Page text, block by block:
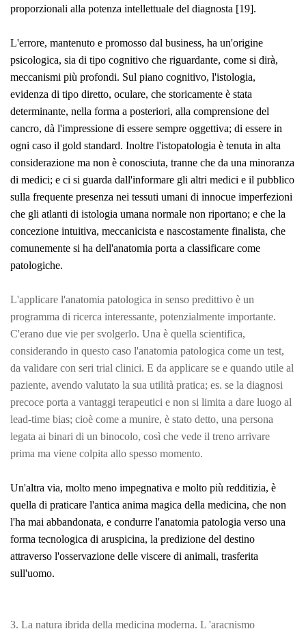
proporzionali alla potenza intellettuale del diagnosta [19].
L'errore, mantenuto e promosso dal business, ha un'origine
psicologica, sia di tipo cognitivo che riguardante, come si dirà,
meccanismi più profondi. Sul piano cognitivo, l'istologia,
evidenza di tipo diretto, oculare, che storicamente è stata
determinante, nella forma a posteriori, alla comprensione del
cancro, dà l'impressione di essere sempre oggettiva; di essere in
ogni caso il gold standard. Inoltre l'istopatologia è tenuta in alta
considerazione ma non è conosciuta, tranne che da una minoranza
di medici; e ci si guarda dall'informare gli altri medici e il pubblico
sulla frequente presenza nei tessuti umani di innocue imperfezioni
che gli atlanti di istologia umana normale non riportano; e che la
concezione intuitiva, meccanicista e nascostamente finalista, che
comunemente si ha dell'anatomia porta a classificare come
patologiche.
L'applicare l'anatomia patologica in senso predittivo è un
programma di ricerca interessante, potenzialmente importante.
C'erano due vie per svolgerlo. Una è quella scientifica,
considerando in questo caso l'anatomia patologica come un test,
da validare con seri trial clinici. E da applicare se e quando utile al
paziente, avendo valutato la sua utilità pratica; es. se la diagnosi
precoce porta a vantaggi terapeutici e non si limita a dare luogo al
lead-time bias; cioè come a munire, è stato detto, una persona
legata ai binari di un binocolo, così che vede il treno arrivare
prima ma viene colpita allo spesso momento.
Un'altra via, molto meno impegnativa e molto più redditizia, è
quella di praticare l'antica anima magica della medicina, che non
l'ha mai abbandonata, e condurre l'anatomia patologia verso una
forma tecnologica di aruspicina, la predizione del destino
attraverso l'osservazione delle viscere di animali, trasferita
sull'uomo.
3. La natura ibrida della medicina moderna. L 'aracnismo